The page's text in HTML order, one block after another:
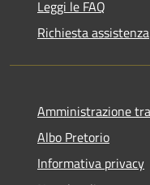
Leggi le FAQ
Richiesta assistenza
Amministrazione
Albo Pretorio
Informativa privacy